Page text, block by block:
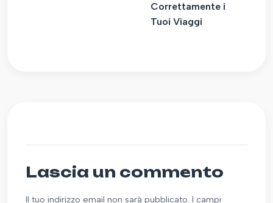
Correttamente i
Tuoi Viaggi
Lascia un commento
Il tuo indirizzo email non sarà pubblicato. I campi